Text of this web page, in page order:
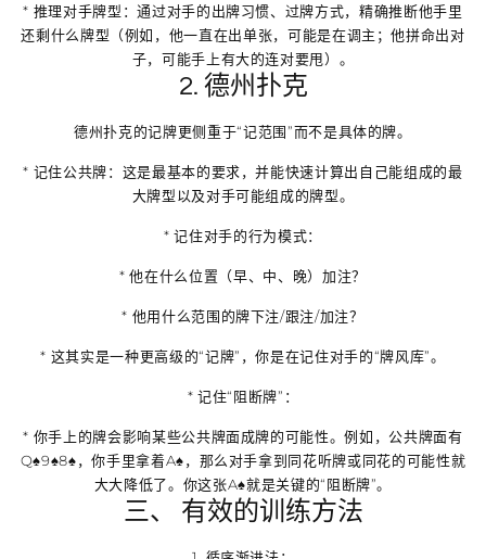
* 推理对手牌型 ：通过对手的出牌习惯、过牌方式，精确推断他手里
还剩什么牌型（例如，他一直在出单张，可能是在调主；他拼命出对
子，可能手上有大的连对要甩）。
2. 德州扑克
德州扑克的记牌更侧重于“记范围”而不是具体的牌。
* 记住公共牌：这是最基本的要求，并能快速计算出自己能组成的最
大牌型以及对手可能组成的牌型。
*记住对手的行为模式：
* 他在什么位置（早、中、晚）加注？
* 他用什么范围的牌下注/跟注/加注？
* 这其实是一种更高级的“记牌”，你是在记住对手的“牌风库”。
*记住“阻断牌” ：
* 你手上的牌会影响某些公共牌面成牌的可能性。例如，公共牌面有
Q♠9♠8♠，你手里拿着A♠，那么对手拿到同花听牌或同花的可能性就
大大降低了。你这张A♠就是关键的“阻断牌”。
三、 有效的训练方法